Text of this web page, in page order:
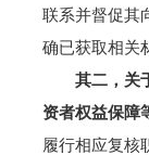
联系并督促其
确已获取相关
其二，关
资者权益保障
履行相应复核